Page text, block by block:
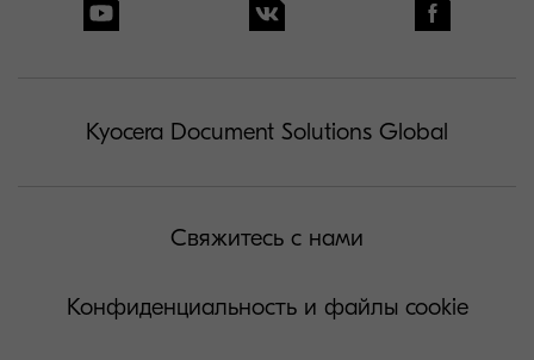
Kyocera Document Solutions Global
Свяжитесь с нами
Конфиденциальность и файлы cookie